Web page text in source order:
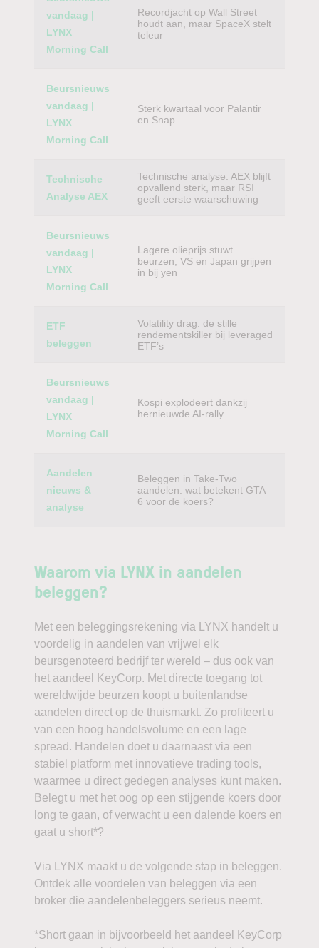
vandaag |
LYNX
Morning Call
Recordjacht op Wall Street
houdt aan, maar SpaceX stelt
teleur
Beursnieuws
vandaag |
LYNX
Morning Call
Sterk kwartaal voor Palantir
en Snap
Technische
Analyse AEX
Technische analyse: AEX blijft
opvallend sterk, maar RSI
geeft eerste waarschuwing
Beursnieuws
vandaag |
LYNX
Morning Call
Lagere olieprijs stuwt
beurzen, VS en Japan grijpen
in bij yen
ETF
beleggen
Volatility drag: de stille
rendementskiller bij leveraged
ETF’s
Beursnieuws
vandaag |
LYNX
Morning Call
Kospi explodeert dankzij
hernieuwde AI-rally
Aandelen
nieuws &
analyse
Beleggen in Take-Two
aandelen: wat betekent GTA
6 voor de koers?
Waarom via LYNX in aandelen
beleggen?
Met een beleggingsrekening via LYNX handelt u
voordelig in aandelen van vrijwel elk
beursgenoteerd bedrijf ter wereld – dus ook van
het aandeel KeyCorp. Met directe toegang tot
wereldwijde beurzen koopt u buitenlandse
aandelen direct op de thuismarkt. Zo profiteert u
van een hoog handelsvolume en een lage
spread. Handelen doet u daarnaast via een
stabiel platform met innovatieve trading tools,
waarmee u direct gedegen analyses kunt maken.
Belegt u met het oog op een stijgende koers door
long te gaan, of verwacht u een dalende koers en
gaat u short*?
Via LYNX maakt u de volgende stap in beleggen.
Ontdek alle voordelen van beleggen via een
broker die aandelenbeleggers serieus neemt.
*Short gaan in bijvoorbeeld het aandeel KeyCorp